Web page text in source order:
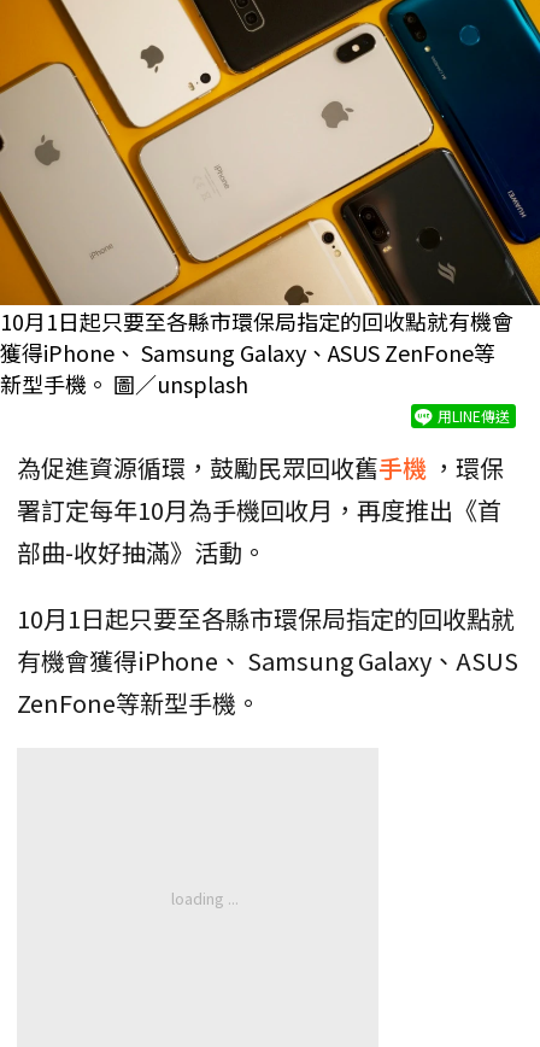
10月1日起只要至各縣市環保局指定的回收點就有機會
獲得iPhone、 Samsung Galaxy、ASUS ZenFone等
新型手機。 圖／unsplash
用LINE傳送
為促進資源循環，鼓勵民眾回收舊手機 ，環保
署訂定每年10月為手機回收月，再度推出《首
部曲-收好抽滿》活動。
10月1日起只要至各縣市環保局指定的回收點就
有機會獲得iPhone、 Samsung Galaxy、ASUS
ZenFone等新型手機。